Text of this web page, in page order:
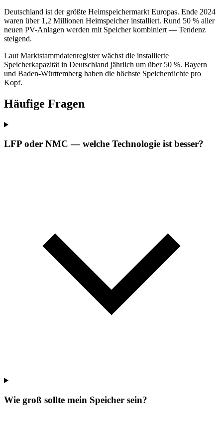
Deutschland ist der größte Heimspeichermarkt Europas. Ende 2024
waren über 1,2 Millionen Heimspeicher installiert. Rund 50 % aller
neuen PV-Anlagen werden mit Speicher kombiniert — Tendenz
steigend.
Laut Marktstammdatenregister wächst die installierte
Speicherkapazität in Deutschland jährlich um über 50 %. Bayern
und Baden-Württemberg haben die höchste Speicherdichte pro
Kopf.
Häufige Fragen
LFP oder NMC — welche Technologie ist besser?
Wie groß sollte mein Speicher sein?